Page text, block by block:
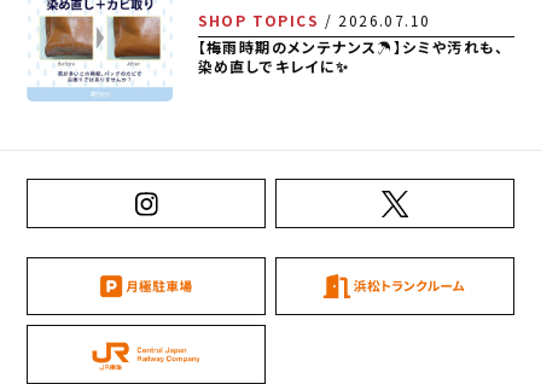
SHOP TOPICS
2026.07.10
【梅雨時期のメンテナンス☂️】シミや汚れも、
染め直しでキレイに✨